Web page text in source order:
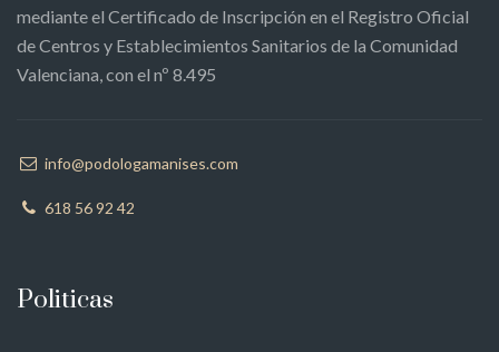
mediante el Certificado de Inscripción en el Registro Oficial
de Centros y Establecimientos Sanitarios de la Comunidad
Valenciana, con el nº 8.495
info@podologamanises.com
618 56 92 42
Politicas